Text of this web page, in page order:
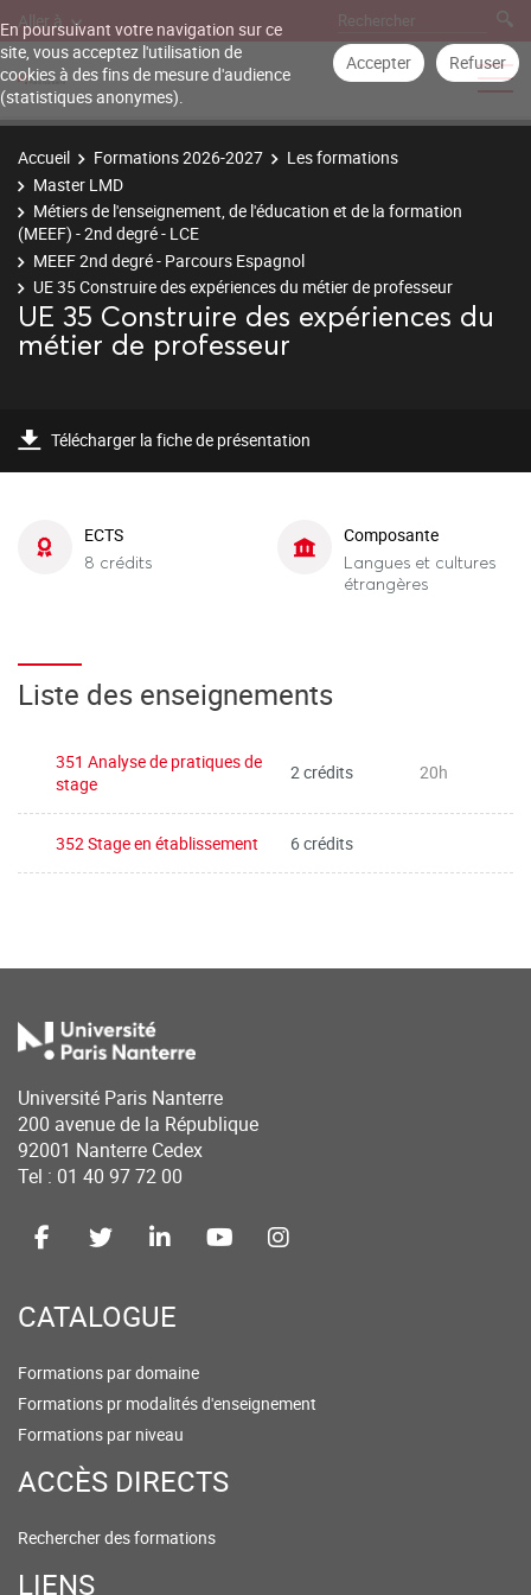
En poursuivant votre navigation sur ce
site, vous acceptez l'utilisation de
cookies à des fins de mesure d'audience
(statistiques anonymes).
Accepter Refuser
Aller à
Accueil Formations 2026-2027
Les formations
Master LMD
Métiers de l'enseignement, de l'éducation et de la formation
(MEEF) - 2nd degré - LCE
MEEF 2nd degré - Parcours Espagnol
UE 35 Construire des expériences du métier de professeur
UE 35 Construire des expériences du
métier de professeur
Télécharger la fiche de présentation
ECTS
8 crédits
Composante
Langues et cultures
étrangères
Liste des enseignements
351 Analyse de pratiques de
stage
2 crédits 20h
352 Stage en établissement 6 crédits
Université Paris Nanterre
200 avenue de la République
92001 Nanterre Cedex
Tel : 01 40 97 72 00
CATALOGUE
Formations par domaine
Formations pr modalités d'enseignement
Formations par niveau
ACCÈS DIRECTS
Rechercher des formations
LIENS